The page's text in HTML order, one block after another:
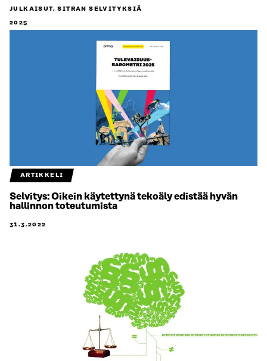
JULKAISUT, SITRAN SELVITYKSIÄ
2025
ARTIKKELI
Selvitys: Oikein käytettynä tekoäly edistää hyvän
hallinnon toteutumista
31.3.2022